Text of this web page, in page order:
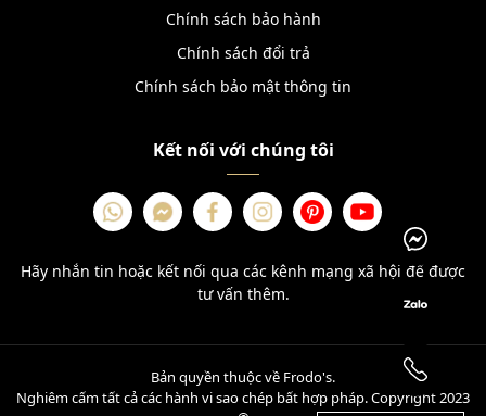
Chính sách bảo hành
Chính sách đổi trả
Chính sách bảo mật thông tin
Kết nối với chúng tôi
Hãy nhắn tin hoặc kết nối qua các kênh mạng xã hội để được
tư vấn thêm.
Bản quyền thuộc về Frodo's.
Nghiêm cấm tất cả các hành vi sao chép bất hợp pháp. Copyright 2023